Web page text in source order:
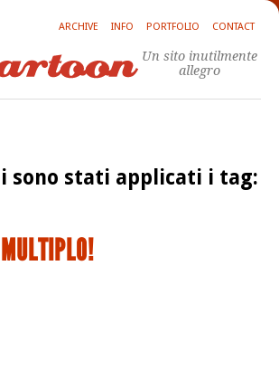
ARCHIVE INFO PORTFOLIO CONTACT
Un sito inutilmente
allegro
sono stati applicati i tag: